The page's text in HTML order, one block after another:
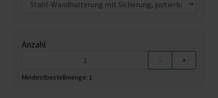
Anzahl
- +
Mindestbestellmenge: 1